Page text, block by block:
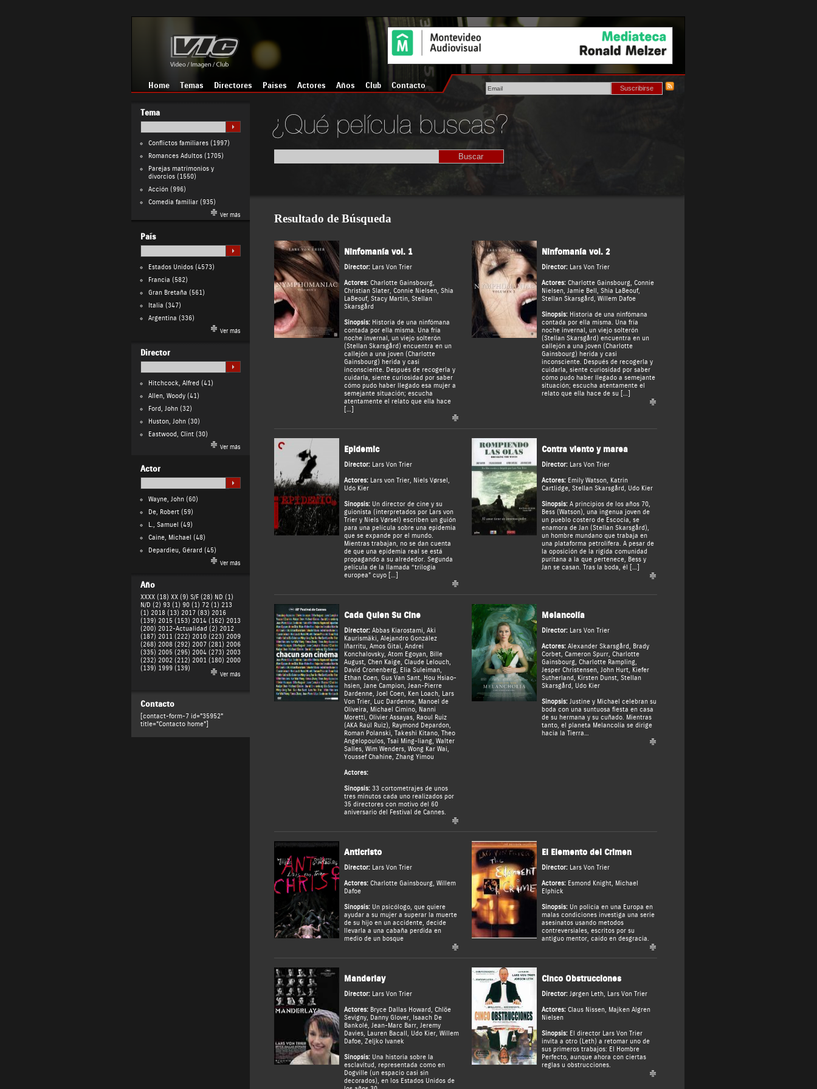
Home Temas Directores Países Actores Años Club Contacto
Tema
Conflictos familiares(1997)
Romances Adultos(1705)
Parejas matrimonios y
divorcios(1550)
Acción(996)
Comedia familiar(935)
Ver más
País
Estados Unidos(4573)
Francia (582)
Gran Bretaña (561)
Italia (347)
Argentina (336)
Ver más
Director
Hitchcock, Alfred (41)
Allen, Woody(41)
Ford, John(32)
Huston, John(30)
Eastwood, Clint(30)
Ver más
Actor
Wayne, John(60)
De, Robert(59)
L., Samuel (49)
Caine, Michael (48)
Depardieu, Gérard (45)
Ver más
Año
XXXX (18) XX (9) S/F (28) ND (1)
N/D (2) 93 (1) 90 (1) 72 (1) 213
(1) 2018 (13) 2017 (83) 2016
(139) 2015 (153) 2014 (162) 2013
(200) 2012-Actualidad (2) 2012
(187) 2011 (222) 2010 (223) 2009
(268) 2008 (292) 2007 (281) 2006
(335) 2005 (295) 2004 (273) 2003
(232) 2002 (212) 2001 (180) 2000
(139) 1999 (139)
Ver más
Contacto
[contact-form-7 id="35952"
title="Contacto home"]
Resultado de Búsqueda
Ninfomanía vol. 1
Director: Lars Von Trier
Actores: Charlotte Gainsbourg,
Christian Slater, Connie Nielsen, Shia
LaBeouf, Stacy Martin, Stellan
Skarsgård
Sinopsis:Historia de una ninfómana
contada por ella misma. Una fría
noche invernal, un viejo solterón
(Stellan Skarsgård) encuentra en un
callejón a una joven (Charlotte
Gainsbourg) herida y casi
inconsciente. Después de recogerla y
cuidarla, siente curiosidad por saber
cómo pudo haber llegado esa mujer a
semejante situación; escucha
atentamente el relato que ella hace
[…]
Ninfomanía vol. 2
Director: Lars Von Trier
Actores: Charlotte Gainsbourg, Connie
Nielsen, Jamie Bell , Shia LaBeouf,
Stellan Skarsgård, Willem Dafoe
Sinopsis:Historia de una ninfómana
contada por ella misma. Una fría
noche invernal, un viejo solterón
(Stellan Skarsgård) encuentra en un
callejón a una joven (Charlotte
Gainsbourg) herida y casi
inconsciente. Después de recogerla y
cuidarla, siente curiosidad por saber
cómo pudo haber llegado a semejante
situación; escucha atentamente el
relato que ella hace de su […]
Epidemic
Director: Lars Von Trier
Actores: Lars von Trier, Niels Vørsel ,
Udo Kier
Sinopsis:Un director de cine y su
guionista (interpretados por Lars von
Trier y Niels Vørsel) escriben un guión
para una película sobre una epidemia
que se expande por el mundo.
Mientras trabajan, no se dan cuenta
de que una epidemia real se está
propagando a su alrededor. Segunda
película de la llamada “trilogía
europea” cuyo […]
Contra viento y marea
Director: Lars Von Trier
Actores: Emily Watson, Katrin
Cartlidge, Stellan Skarsgård, Udo Kier
Sinopsis:A principios de los años 70,
Bess (Watson), una ingenua joven de
un pueblo costero de Escocia, se
enamora de Jan (Stellan Skarsgård),
un hombre mundano que trabaja en
una plataforma petrolífera. A pesar de
la oposición de la rígida comunidad
puritana a la que pertenece, Bess y
Jan se casan. Tras la boda, él […]
Cada Quien Su Cine
Director: Abbas Kiarostami, Aki
Kaurismäki, Alejandro González
Iñarritu, Amos Gitai, Andrei
Konchalovsky, Atom Egoyan, Bille
August, Chen Kaige, Claude Lelouch,
David Cronenberg, Elia Suleiman,
Ethan Coen, Gus Van Sant, Hou Hsiao-
hsien, Jane Campion, Jean-Pierre
Dardenne, Joel Coen, Ken Loach, Lars
Von Trier, Luc Dardenne, Manoel de
Oliveira, Michael Cimino, Nanni
Moretti, Olivier Assayas, Raoul Ruiz
(AKA Raúl Ruiz), Raymond Depardon,
Roman Polanski, Takeshi Kitano, Theo
Angelopoulos, Tsai Ming-liang, Walter
Salles, Wim Wenders, Wong Kar Wai,
Youssef Chahine, Zhang Yimou
Actores:
Sinopsis:33 cortometrajes de unos
tres minutos cada uno realizados por
35 directores con motivo del 60
aniversario del Festival de Cannes.
Melancolía
Director: Lars Von Trier
Actores: Alexander Skarsgård, Brady
Corbet, Cameron Spurr, Charlotte
Gainsbourg, Charlotte Rampling,
Jesper Christensen, John Hurt, Kiefer
Sutherland, Kirsten Dunst, Stellan
Skarsgård, Udo Kier
Sinopsis:Justine y Michael celebran su
boda con una suntuosa fiesta en casa
de su hermana y su cuñado. Mientras
tanto, el planeta Melancolía se dirige
hacia la Tierra…
Anticristo
Director: Lars Von Trier
Actores: Charlotte Gainsbourg, Willem
Dafoe
Sinopsis:Un psicólogo, que quiere
ayudar a su mujer a superar la muerte
de su hijo en un accidente, decide
llevarla a una cabaña perdida en
medio de un bosque
El Elemento del Crimen
Director: Lars Von Trier
Actores: Esmond Knight, Michael
Elphick
Sinopsis:Un policía en una Europa en
malas condiciones investiga una serie
asesinatos usando metodos
contreversiales, escritos por su
antiguo mentor, caído en desgracia.
Manderlay
Director: Lars Von Trier
Actores: Bryce Dallas Howard, Chlöe
Sevigny, Danny Glover, Isaach De
Bankolé, Jean-Marc Barr, Jeremy
Davies, Lauren Bacall , Udo Kier, Willem
Dafoe, Zeljko Ivanek
Sinopsis:Una historia sobre la
esclavitud, representada como en
Dogville (un espacio casi sin
decorados), en los Estados Unidos de
Cinco Obstrucciones
Director: Jørgen Leth, Lars Von Trier
Actores: Claus Nissen, Majken Algren
Nielsen
Sinopsis:El director Lars Von Trier
invita a otro (Leth) a retomar uno de
sus primeros trabajos: El Hombre
Perfecto, aunque ahora con ciertas
reglas u obstrucciones.